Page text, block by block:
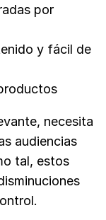
por
y fácil de
necesita
audiencias
tal, estos